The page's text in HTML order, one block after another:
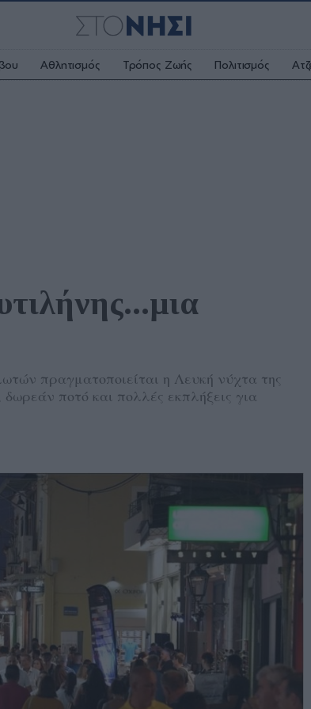
Αθλητισμός Τρόπος Ζωής Πολιτισμός
πραγματοποιείται η Λευκή νύχτα της
ποτό και πολλές εκπλήξεις για